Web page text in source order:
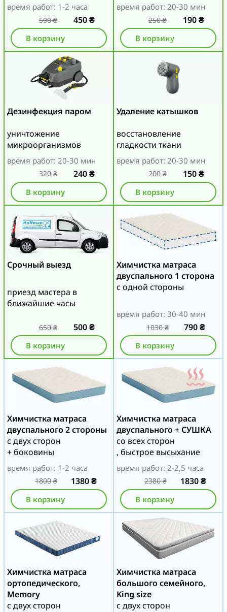
время работ: 1-2 часа
590₴ 450₴
В корзину
время работ: 20-30 мин
250₴ 190₴
В корзину
Дезинфекция паром
уничтожение
микроорганизмов
время работ: 20-30 мин
320₴ 240₴
В корзину
Удаление катышков
восстановление
гладкости ткани
время работ: 20-30 мин
200₴ 150₴
В корзину
Срочный выезд
приезд мастера в
ближайшие часы
650₴ 500₴
В корзину
Химчистка матраса
двуспального 1 сторона
с одной стороны
время работ: 30-40 мин
1030₴ 790₴
В корзину
Химчистка матраса
двуспального 2 стороны
с двух сторон
+ боковины
время работ: 1-2 часа
1800₴ 1380₴
В корзину
Химчистка матраса
двуспального + СУШКА
со всех сторон
, быстрое высыхание
время работ: 2-2,5 часа
2380₴ 1830₴
В корзину
Химчистка матраса
ортопедического,
Memory
с двух сторон
Химчистка матраса
большого семейного,
King size
с двух сторон